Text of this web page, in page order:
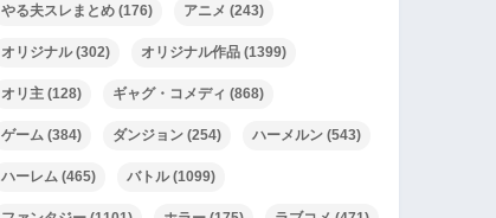
やる夫スレまとめ (176) アニメ (243)
オリジナル(302) オリジナル作品 (1399)
オリ主 (128) ギャグ・コメディ (868)
ゲーム (384) ダンジョン (254) ハーメルン (543)
ハーレム (465) バトル(1099)